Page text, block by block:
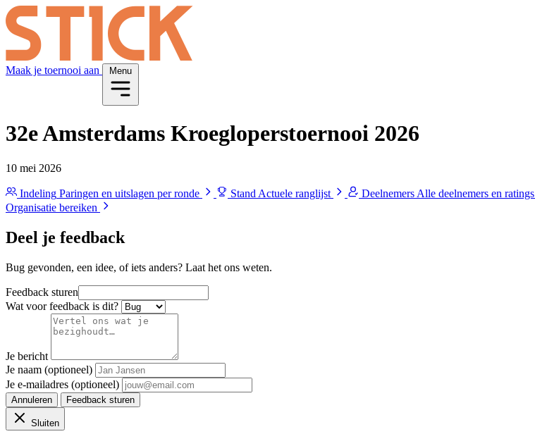
Maak je toernooi aan Menu
32e Amsterdams Kroegloperstoernooi 2026
10 mei 2026
Indeling Paringen en uitslagen per ronde Stand Actuele ranglijst Deelnemers Alle deelnemers en ratings
Organisatie bereiken
Deel je feedback
Bug gevonden, een idee, of iets anders? Laat het ons weten.
Feedback sturen
Wat voor feedback is dit?
Je bericht
Je naam (optioneel)
Je e-mailadres (optioneel)
Annuleren Feedback sturen
Sluiten